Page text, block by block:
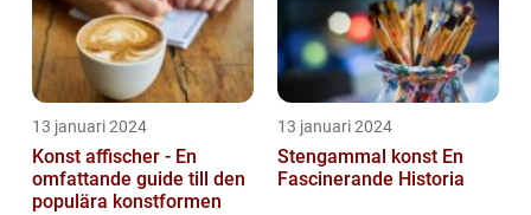
13 januari 2024
Konst affischer - En
omfattande guide till den
populära konstformen
13 januari 2024
Stengammal konst En
Fascinerande Historia